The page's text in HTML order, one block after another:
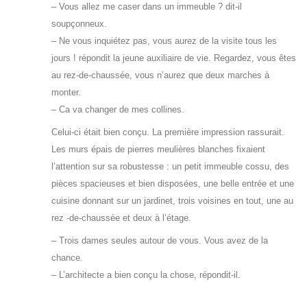
– Vous allez me caser dans un immeuble ? dit-il
soupçonneux.
– Ne vous inquiétez pas, vous aurez de la visite tous les
jours ! répondit la jeune auxiliaire de vie. Regardez, vous êtes
au rez-de-chaussée, vous n’aurez que deux marches à
monter.
– Ca va changer de mes collines.
Celui-ci était bien conçu. La première impression rassurait.
Les murs épais de pierres meulières blanches fixaient
l’attention sur sa robustesse : un petit immeuble cossu, des
pièces spacieuses et bien disposées, une belle entrée et une
cuisine donnant sur un jardinet, trois voisines en tout, une au
rez -de-chaussée et deux à l’étage.
– Trois dames seules autour de vous. Vous avez de la
chance.
– L’architecte a bien conçu la chose, répondit-il.